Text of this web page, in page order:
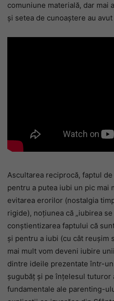
comuniune materială, dar mai
și setea de cunoaștere au
Ascultarea reciprocă, faptul
pentru a putea iubi un pic mai
evitarea erorilor (nostalgia
rigide), noțiunea că „iubirea
conștientizarea faptului că
și pentru a iubi (cu cât reușim
mai mult vom deveni iubire
dintre ideile prezentate într-
șugubăț și pe înțelesul
fundamentale ale parenting-